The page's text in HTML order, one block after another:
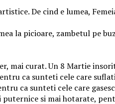
De cind e lumea,
la picioare, zambetul pe
mai curat. Un 8 Martie
ca sunteti cele care
ca sunteti cele care
si mai hotarate,